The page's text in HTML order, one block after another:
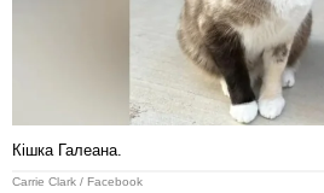
Кішка Галеана.
Carrie Clark / Facebook